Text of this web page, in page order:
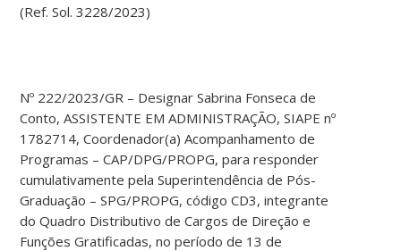
(Ref. Sol. 3228/2023)
Nº 222/2023/GR – Designar Sabrina Fonseca de
Conto, ASSISTENTE EM ADMINISTRAÇÃO, SIAPE nº
1782714, Coordenador(a) Acompanhamento de
Programas – CAP/DPG/PROPG, para responder
cumulativamente pela Superintendência de Pós-
Graduação – SPG/PROPG, código CD3, integrante
do Quadro Distributivo de Cargos de Direção e
Funções Gratificadas, no período de 13 de